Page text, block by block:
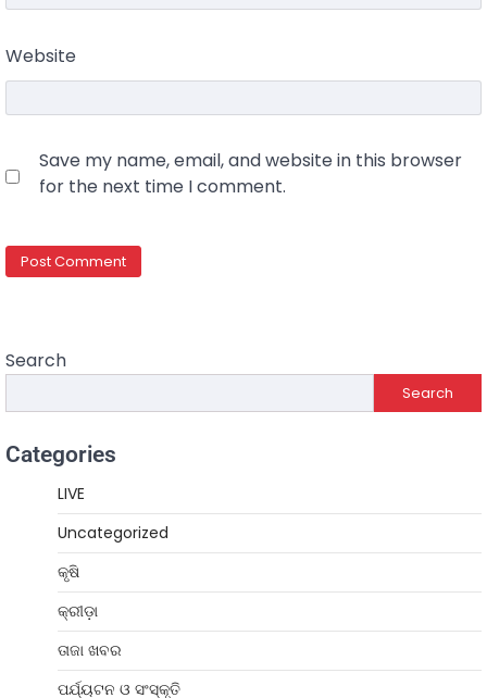
Website
Save my name, email, and website in this browser
for the next time I comment.
Search
Search
Categories
LIVE
Uncategorized
କୃଷି
କ୍ରୀଡ଼ା
ତାଜା ଖବର
ପର୍ଯ୍ୟଟନ ଓ ସଂସ୍କୃତି